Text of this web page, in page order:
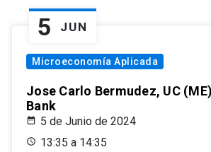
5 JUN
Microeconomía Aplicada
Jose Carlo Bermudez, UC
Bank
5 de Junio de 2024
13:35 a 14:35